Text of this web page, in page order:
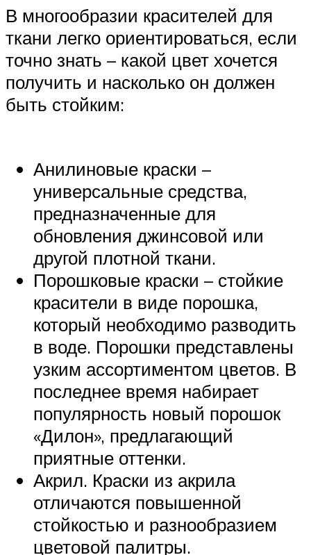
В многообразии красителей для
ткани легко ориентироваться, если
точно знать – какой цвет хочется
получить и насколько он должен
быть стойким:
Анилиновые краски –
универсальные средства,
предназначенные для
обновления джинсовой или
другой плотной ткани.
Порошковые краски – стойкие
красители в виде порошка,
который необходимо разводить
в воде. Порошки представлены
узким ассортиментом цветов. В
последнее время набирает
популярность новый порошок
«Дилон», предлагающий
приятные оттенки.
Акрил. Краски из акрила
отличаются повышенной
стойкостью и разнообразием
цветовой палитры.